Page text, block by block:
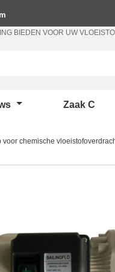
BIEDEN VOOR UW
Zaak C
voor chemische